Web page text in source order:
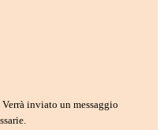
Verrà inviato un messaggio